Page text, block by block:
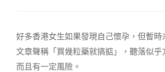
好多香港女生如果發現自己懷孕，但暫
文章聲稱「買幾粒藥就搞掂」，聽落似
而且有一定風險。